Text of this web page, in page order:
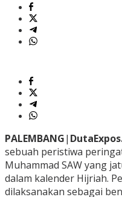
PALEMBANG|
sebuah peristiwa
Muhammad SAW yang
dalam kalender Hijriah.
dilaksanakan sebagai